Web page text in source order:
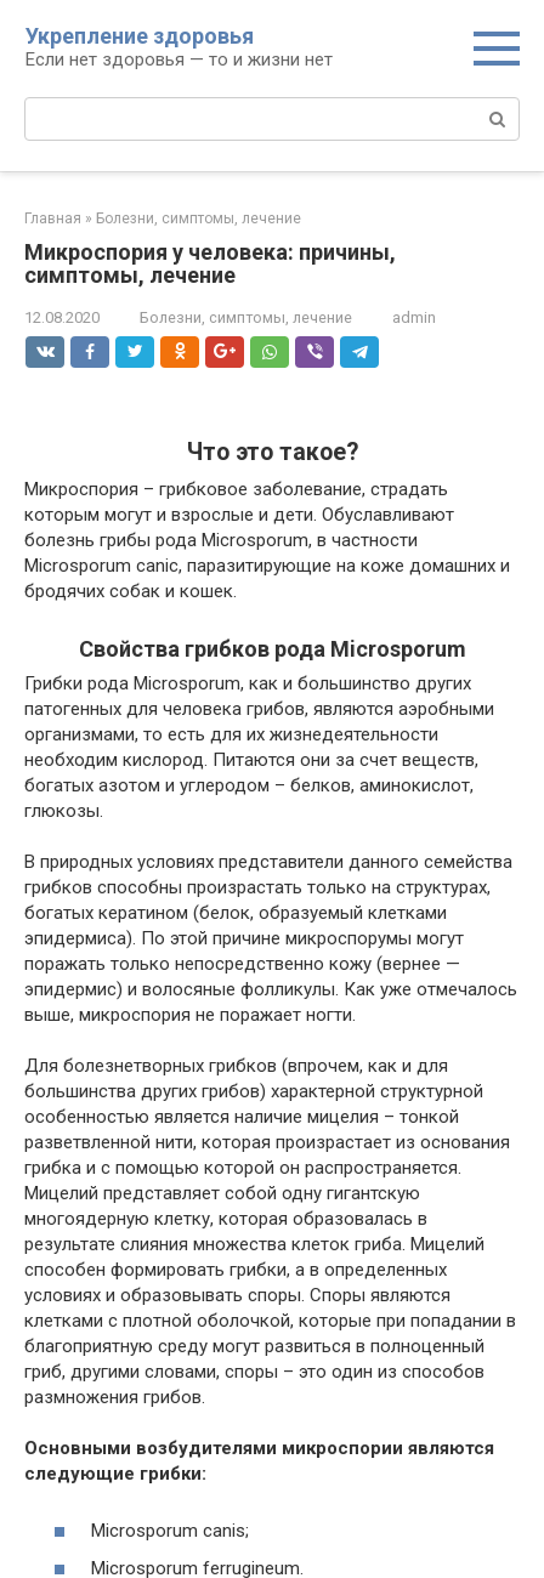
контенту
Укрепление здоровья
Если нет здоровья — то и жизни нет
Поиск:
Главная » Болезни, симптомы, лечение
Микроспория у человека: причины,
симптомы, лечение
12.08.2020 Болезни, симптомы, лечение admin
Что это такое?
Микроспория – грибковое заболевание, страдать
которым могут и взрослые и дети. Обуславливают
болезнь грибы рода Microsporum, в частности
Microsporum canic, паразитирующие на коже домашних и
бродячих собак и кошек.
Свойства грибков рода Microsporum
Грибки рода Microsporum, как и большинство других
патогенных для человека грибов, являются аэробными
организмами, то есть для их жизнедеятельности
необходим кислород. Питаются они за счет веществ,
богатых азотом и углеродом – белков, аминокислот,
глюкозы.
В природных условиях представители данного семейства
грибков способны произрастать только на структурах,
богатых кератином (белок, образуемый клетками
эпидермиса). По этой причине микроспорумы могут
поражать только непосредственно кожу (вернее —
эпидермис) и волосяные фолликулы. Как уже отмечалось
выше, микроспория не поражает ногти.
Для болезнетворных грибков (впрочем, как и для
большинства других грибов) характерной структурной
особенностью является наличие мицелия – тонкой
разветвленной нити, которая произрастает из основания
грибка и с помощью которой он распространяется.
Мицелий представляет собой одну гигантскую
многоядерную клетку, которая образовалась в
результате слияния множества клеток гриба. Мицелий
способен формировать грибки, а в определенных
условиях и образовывать споры. Споры являются
клетками с плотной оболочкой, которые при попадании в
благоприятную среду могут развиться в полноценный
гриб, другими словами, споры – это один из способов
размножения грибов.
Основными возбудителями микроспории являются
следующие грибки:
Microsporum canis;
Microsporum ferrugineum.